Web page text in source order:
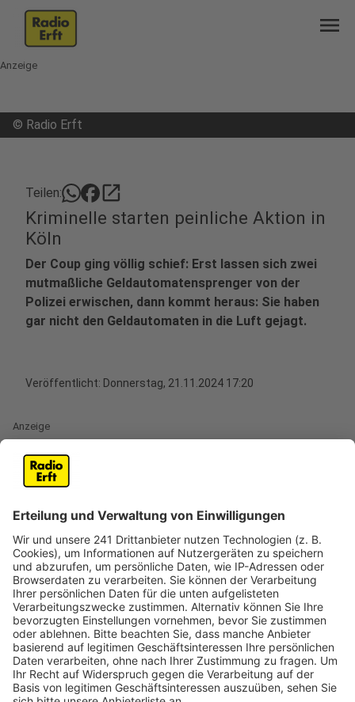
menu
Anzeige
© Radio Erft
Teilen: open_in_new
Kriminelle starten peinliche Aktion in
Köln
Der Coup ging völlig schief: Erst lassen sich zwei
mutmaßliche Geldautomatensprenger von der
Polizei erwischen, dann kommt heraus: Sie haben
gar nicht den Geldautomaten in die Luft gejagt.
Veröffentlicht: Donnerstag, 21.11.2024 17:20
Anzeige
Gerät aus
Anzeige
Eine nächtliche Sprengung eines Geldautomaten in
Köln-Mülheim ist gründlich misslungen. Erst wurden die
beiden Verdächtigen, die ohne Beute geflüchtet
waren, von einer Polizeistreife erkannt und
festgenommen, dann kam heraus: Sie hatten nicht den
Geldautomaten, sondern den Kontoauszugsdrucker in